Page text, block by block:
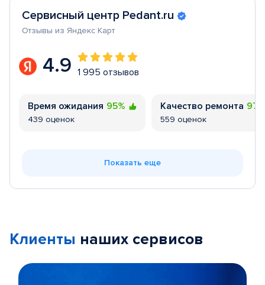
Сервисный центр Pedant.ru
Отзывы из Яндекс Карт
4.9 1 995 отзывов
Время ожидания 95%
439 оценок
Качество ремонта
559 оценок
Показать еще
Клиенты наших сервисов